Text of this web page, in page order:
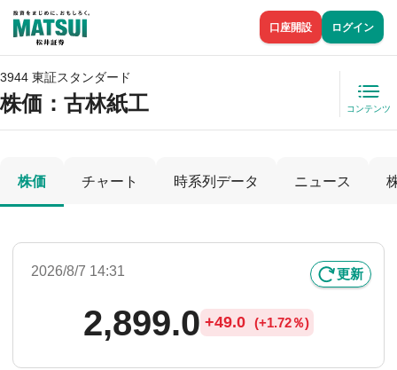
口座開設 ログイン
3944 東証スタンダード
株価 ：古林紙工 コンテンツ
株価 チャート 時系列データ ニュース
2026/8/7 14:31 更新
2,899.0 +49.0 (+1.72％)